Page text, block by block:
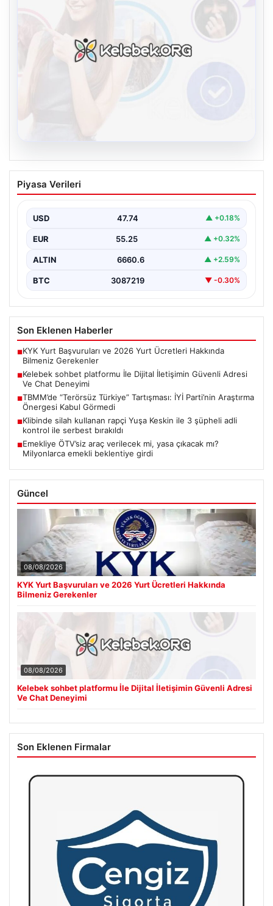
Kelebek sohbet platformu İle Dijital
İletişimin Güvenli Adresi Ve Chat
İnternet çağında insanların güvenli bir biçimde bağlantı
Piyasa Verileri
USD 47.74 ▲ +0.18%
EUR 55.25 ▲ +0.32%
ALTIN 6660.6 ▲ +2.59%
BTC 3087219 ▼ -0.30%
Son Eklenen Haberler
■KYK Yurt Başvuruları ve 2026 Yurt Ücretleri Hakkında
Bilmeniz Gerekenler
■Kelebek sohbet platformu İle Dijital İletişimin Güvenli Adresi
Ve Chat Deneyimi
■TBMM’de “Terörsüz Türkiye” Tartışması: İYİ Parti’nin Araştırma
Önergesi Kabul Görmedi
■Klibinde silah kullanan rapçi Yuşa Keskin ile 3 şüpheli adli
kontrol ile serbest bırakıldı
■Emekliye ÖTV’siz araç verilecek mi, yasa çıkacak mı?
Milyonlarca emekli beklentiye girdi
Güncel
08/08/2026
KYK Yurt Başvuruları ve 2026 Yurt Ücretleri Hakkında
Bilmeniz Gerekenler
08/08/2026
Kelebek sohbet platformu İle Dijital İletişimin Güvenli Adresi
Ve Chat Deneyimi
Son Eklenen Firmalar